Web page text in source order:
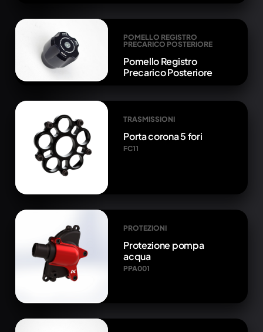
POMELLO REGISTRO
PRECARICO POSTERIORE
Pomello Registro
Precarico Posteriore
TRASMISSIONI
Porta corona 5 fori
FC11
PROTEZIONI
Protezione pompa
acqua
PPA001